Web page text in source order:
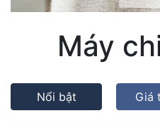
Máy
Nổi bật Giá